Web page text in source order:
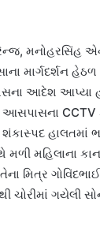
રેન્જ, મનોહરસિંહ
માર્ગદર્શન હેઠળ
આદેશ આપ્યા
CCTV
હાલતમાં
મહિલાના
મિત્ર
ચોરીમાં ગયેલી